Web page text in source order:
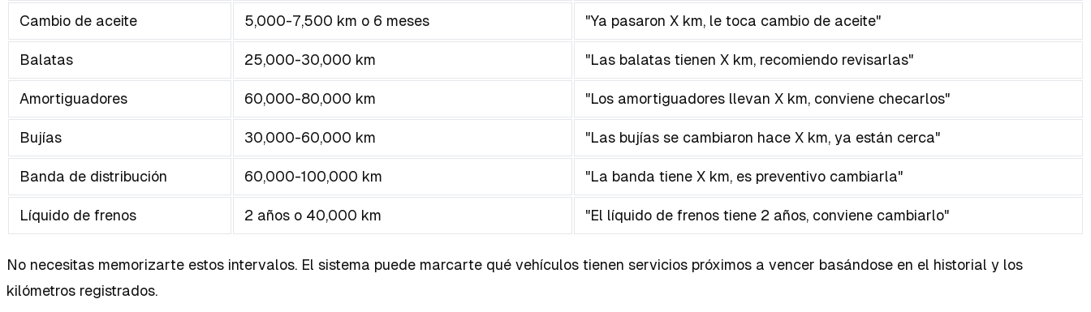
Cambio de aceite 5,000-7,500 km o 6 meses "Ya pasaron X km, le toca cambio de aceite"
Balatas 25,000-30,000 km "Las balatas tienen X km, recomiendo revisarlas"
Amortiguadores 60,000-80,000 km "Los amortiguadores llevan X km, conviene checarlos"
Bujías 30,000-60,000 km "Las bujías se cambiaron hace X km, ya están cerca"
Banda de distribución 60,000-100,000 km "La banda tiene X km, es preventivo cambiarla"
Líquido de frenos 2 años o 40,000 km "El líquido de frenos tiene 2 años, conviene cambiarlo"
No necesitas memorizarte estos intervalos. El sistema puede marcarte qué vehículos tienen servicios próximos a vencer basándose en el historial y los
kilómetros registrados.